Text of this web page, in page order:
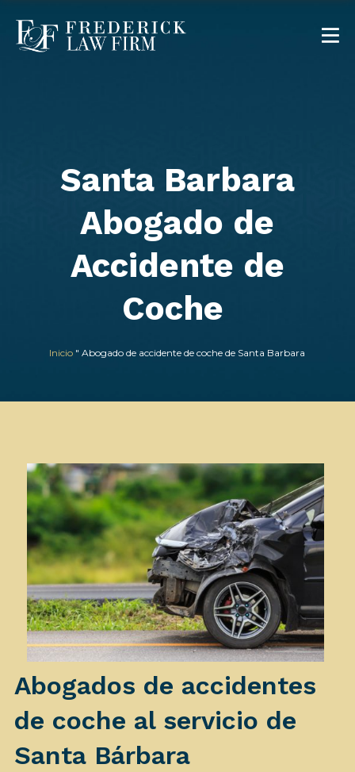
Santa Barbara
Abogado de
Accidente de
Coche
Inicio "Abogado de accidente de coche de Santa Barbara
Abogados de accidentes
de coche al servicio de
Santa Bárbara